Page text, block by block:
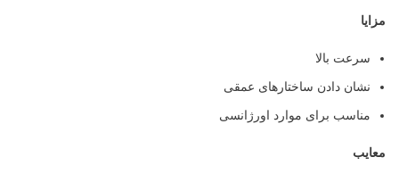
مزایا
سرعت بالا
نشان دادن ساختارهای عمقی
مناسب برای موارد اورژانسی
معایب